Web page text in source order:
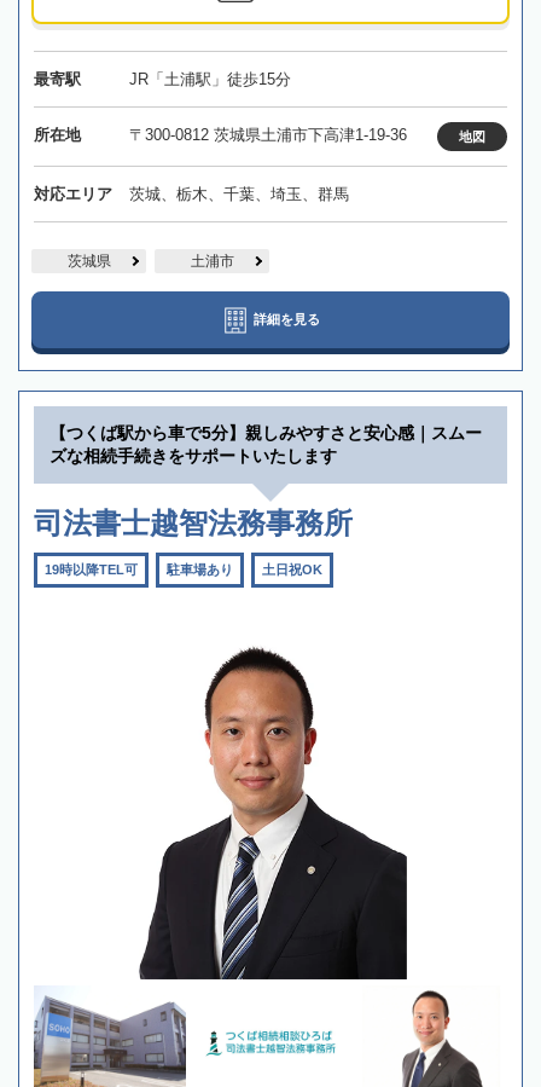
最寄駅 JR「土浦駅」徒歩15分
所在地 〒300-0812 茨城県土浦市下高津1-19-36 地図
対応エリア 茨城、栃木、千葉、埼玉、群馬
茨城県 土浦市
詳細を見る
【つくば駅から車で5分】親しみやすさと安心感｜スムー
ズな相続手続きをサポートいたします
司法書士越智法務事務所
19時以降TEL可 駐車場あり 土日祝OK